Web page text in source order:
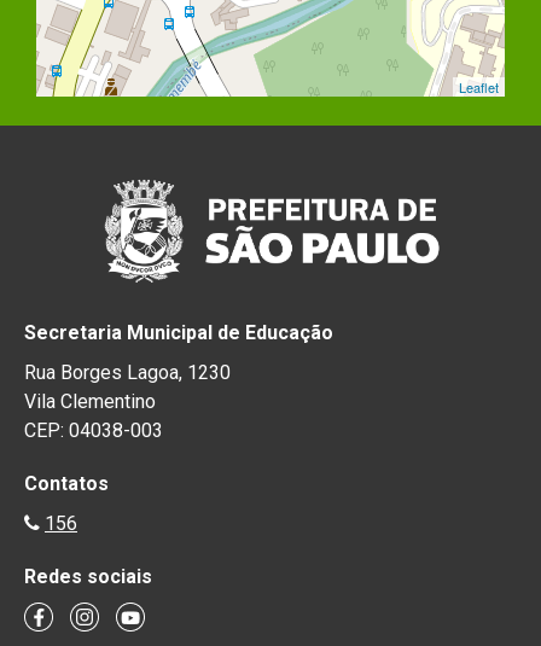
Leaflet
Secretaria Municipal de Educação
Rua Borges Lagoa, 1230
Vila Clementino
CEP: 04038-003
Contatos
156
Redes sociais